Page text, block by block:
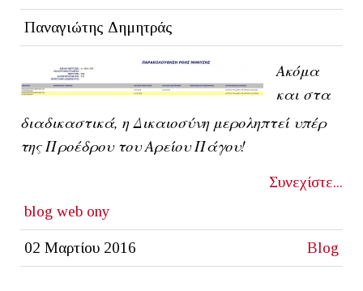
Παναγιώτης Δημητράς
Ακόμα
και στα
διαδικαστικά, η Δικαιοσύνη μεροληπτεί υπέρ
της Προέδρου του Αρείου Πάγου!
Συνεχίστε...
blog web ony
02 Μαρτίου 2016 Blog